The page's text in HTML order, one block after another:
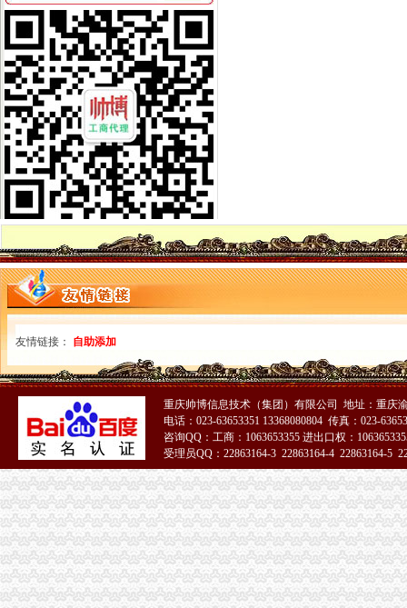
陕西省一般纳税人查询_中华文本库
一般纳税人提供技术咨询服务,税率是多少？_中华会计网校_税务网校
一般纳税人查询电话-深圳爱问分类
新疆一般纳税人查询-天津爱问分类
请问山西省一般纳税人资格在哪里查询-山西国税答疑170
四川一般纳税人资格查询：四川财
全国一般纳税人资格查询
如何查询一般纳税人资格（以广东为例）_增值税一般纳税人查询_一般
增值税一般纳税人查询–会计网词库
一般纳税人资格查询
广东一般纳税人查询App下载|一般纳税人查询广东税务局版下载2.4.0
四川省国税网上办税服务厅增值税一般纳税人资格查询
关于一般纳税人与小规模纳税人的查询
一般纳税人咨询公司,开展教育服务,增值税有优惠吗_中华会计网校_
一般纳税人税率查询|一般纳税人如何算税
上海税务网的一般纳税人资格查询,可以查来自上海税务-微博
北京各区一般纳税人资格查询帮助你three_周边服务栏目_机电之家网
一般纳税人咨询处-深圳58同城
如何查询增值税一般纳税人认定信息？_资料网
一般纳税人查询广东税务局版2.4.0安卓版-新云软件园
如何查询一般纳税人资格_百度经验
青岛一般纳税人查询
一般纳税人查询
增值税一般纳税人查询–会计网词库
一般纳税人查询
重庆一般纳税人资格查询
一般纳税人查询一般纳税人查询
重庆一般纳税人资格查询：http://218.70.65.72:3002/fpcx/
重庆一般纳税人申请：路源咨询—专业代办安全生产许可证-重庆爱问
一般纳税人信息查询
友情链接： 自助添加
重庆帅博信息技术（集团）有限公司 地址：重庆
电话：023-63653351 13368080804 传真：023-
咨询QQ：工商：1063653355 进出口权：
受理员QQ：22863164-3 22863164-4 22863164-5